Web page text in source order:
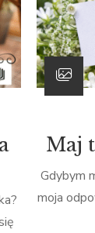
Maj
Gdybym
moja